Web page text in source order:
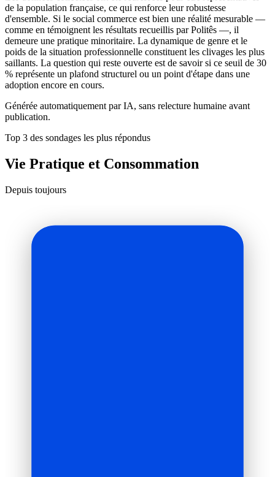
de la population française, ce qui renforce leur robustesse
d'ensemble. Si le social commerce est bien une réalité mesurable —
comme en témoignent les résultats recueillis par Politês —, il
demeure une pratique minoritaire. La dynamique de genre et le
poids de la situation professionnelle constituent les clivages les plus
saillants. La question qui reste ouverte est de savoir si ce seuil de 30
% représente un plafond structurel ou un point d'étape dans une
adoption encore en cours.
Générée automatiquement par IA, sans relecture humaine avant
publication.
Top 3 des sondages les plus répondus
Vie Pratique et Consommation
Depuis toujours